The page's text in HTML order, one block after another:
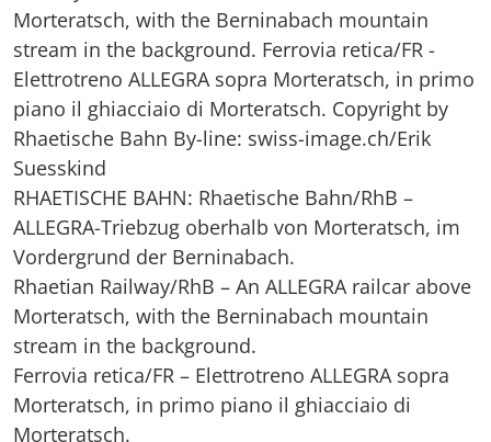
RHAETISCHE BAHN: Rhaetische Bahn/RhB –
ALLEGRA-Triebzug oberhalb von Morteratsch, im
Vordergrund der Berninabach.
Rhaetian Railway/RhB – An ALLEGRA railcar above
Morteratsch, with the Berninabach mountain
stream in the background.
Ferrovia retica/FR – Elettrotreno ALLEGRA sopra
Morteratsch, in primo piano il ghiacciaio di
Morteratsch.